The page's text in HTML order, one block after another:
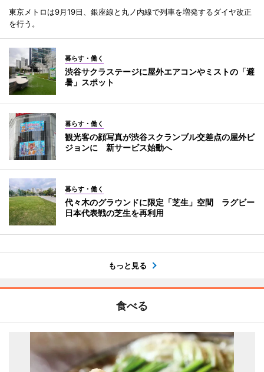
東京メトロは9月19日、銀座線と丸ノ内線で列車を増発するダイヤ改正
を行う。
暮らす・働く
渋谷サクラステージに屋外エアコンやミストの「避
暑」スポット
暮らす・働く
観光客の顔写真が渋谷スクランブル交差点の屋外ビ
ジョンに 新サービス始動へ
暮らす・働く
代々木のグラウンドに限定「芝生」空間 ラグビー
日本代表戦の芝生を再利用
もっと見る
食べる